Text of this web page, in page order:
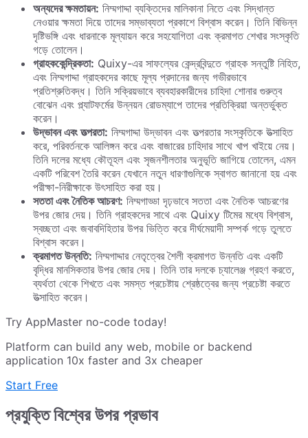
অন্যদের ক্ষমতায়ন: নিম্মগাদ্দা ব্যক্তিদের মালিকানা নিতে এবং সিদ্ধান্ত
নেওয়ার ক্ষমতা দিয়ে তাদের সম্ভাব্যতা প্রকাশে বিশ্বাস করেন। তিনি বিভিন্ন
দৃষ্টিভঙ্গি এবং ধারনাকে মূল্যায়ন করে সহযোগিতা এবং ক্রমাগত শেখার সংস্কৃতি
গড়ে তোলেন।
গ্রাহককেন্দ্রিকতা: Quixy-এর সাফল্যের কেন্দ্রবিন্দুতে গ্রাহক সন্তুষ্টি নিহিত,
এবং নিম্মগাদ্দা গ্রাহকদের কাছে মূল্য প্রদানের জন্য গভীরভাবে
প্রতিশ্রুতিবদ্ধ। তিনি সক্রিয়ভাবে ব্যবহারকারীদের চাহিদা শোনার গুরুত্ব
বোঝেন এবং প্ল্যাটফর্মের উন্নয়ন রোডম্যাপে তাদের প্রতিক্রিয়া অন্তর্ভুক্ত
করেন।
উদ্ভাবন এবং তত্পরতা: নিম্মগাদ্দা উদ্ভাবন এবং তত্পরতার সংস্কৃতিকে উত্সাহিত
করে, পরিবর্তনকে আলিঙ্গন করে এবং বাজারের চাহিদার সাথে খাপ খাইয়ে নেয়।
তিনি দলের মধ্যে কৌতূহল এবং সৃজনশীলতার অনুভূতি জাগিয়ে তোলেন, এমন
একটি পরিবেশ তৈরি করেন যেখানে নতুন ধারণাগুলিকে স্বাগত জানানো হয় এবং
পরীক্ষা-নিরীক্ষাকে উৎসাহিত করা হয়।
সততা এবং নৈতিক আচরণ: নিম্মগাড্ডা দৃঢ়ভাবে সততা এবং নৈতিক আচরণের
উপর জোর দেয়। তিনি গ্রাহকদের সাথে এবং Quixy টিমের মধ্যে বিশ্বাস,
স্বচ্ছতা এবং জবাবদিহিতার উপর ভিত্তি করে দীর্ঘমেয়াদী সম্পর্ক গড়ে তুলতে
বিশ্বাস করেন।
ক্রমাগত উন্নতি: নিম্মগাদ্দার নেতৃত্বের শৈলী ক্রমাগত উন্নতি এবং একটি
বৃদ্ধির মানসিকতার উপর জোর দেয়। তিনি তার দলকে চ্যালেঞ্জ গ্রহণ করতে,
ব্যর্থতা থেকে শিখতে এবং সমস্ত প্রচেষ্টায় শ্রেষ্ঠত্বের জন্য প্রচেষ্টা করতে
উত্সাহিত করেন।
Try AppMaster no-code today!
Platform can build any web, mobile or backend
application 10x faster and 3x cheaper
Start Free
প্রযুক্তি বিশ্বের উপর প্রভাব